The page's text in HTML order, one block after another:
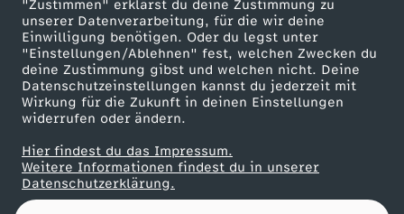
"Zustimmen" erklärst du deine Zustimmung zu
unserer Datenverarbeitung, für die wir deine
Einwilligung benötigen. Oder du legst unter
"Einstellungen/Ablehnen" fest, welchen Zwecken du
deine Zustimmung gibst und welchen nicht. Deine
Datenschutzeinstellungen kannst du jederzeit mit
Wirkung für die Zukunft in deinen Einstellungen
widerrufen oder ändern.
Hier findest du das Impressum.
Weitere Informationen findest du in unserer
Datenschutzerklärung.
Mainzelmännchen
Partner